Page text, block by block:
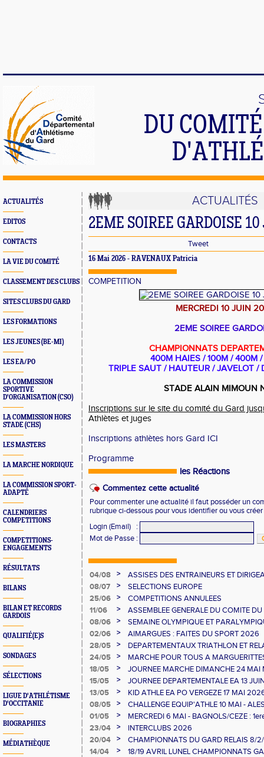
DU
ACTUALITÉS
EDITOS
CONTACTS
LA VIE DU COMITÉ
CLASSEMENT DES CLUBS
SITES CLUBS DU GARD
LES FORMATIONS
LES JEUNES (BE-MI)
LES EA/PO
LA COMMISSION
SPORTIVE
D'ORGANISATION (CSO)
LA COMMISSION HORS
STADE (CHS)
LES MASTERS
LA MARCHE NORDIQUE
LA COMMISSION SPORT-
ADAPTÉ
CALENDRIERS
COMPETITIONS
COMPETITIONS-
ENGAGEMENTS
RÉSULTATS
BILANS
BILAN ET RECORDS
GARDOIS
QUALIFIÉ(E)S
SONDAGES
SÉLECTIONS
LIGUE D'ATHLÉTISME
D'OCCITANIE
BIOGRAPHIES
MÉDIATHÈQUE
ACTUALITÉS
2EME SOIREE GARDOISE
Tweet
16 Mai 2026 - RAVENAUX Patricia
COMPETITION
MERCREDI 10 JUIN
2EME SOIREE
CHAMPIONNATS
400M HAIES / 100M / 400M /
TRIPLE SAUT / HAUTEUR / JAVELOT /
STADE ALAIN MIMOUN
Inscriptions sur le site du comité du Gard
Athlètes et juges
Inscriptions athlètes hors Gard ICI
Programme
les Réactions
Commentez cette actualité
Pour commenter une actualité il faut posséder un
rubrique ci-dessous pour vous identifier ou vous
Login (Email)
:
Mot de Passe :
04/08 >
ASSISES DES ENTRAINEURS ET
08/07
>
SELECTIONS EUROPE
25/06
>
COMPETITIONS ANNULEES
11/06
>
ASSEMBLEE GENERALE DU COMITE
08/06
>
SEMAINE OLYMPIQUE ET
GAUJAC
02/06 >
AIMARGUES : FAITES DU SPORT 2026
28/05
>
DEPARTEMENTAUX TRIATHLON ET
24/05
>
MARCHE POUR TOUS A
18/05
>
JOURNEE MARCHE DIMANCHE 24 MAI
15/05
>
JOURNEE DEPARTEMENTALE EA 13
13/05
>
KID ATHLE EA PO VERGEZE 17 MAI
08/05
>
CHALLENGE EQUIP'ATHLE 10 MAI -
01/05
>
MERCREDI 6 MAI - BAGNOLS/CEZE :
23/04
>
INTERCLUBS 2026
20/04
>
CHAMPIONNATS DU GARD RELAIS 8/
14/04
>
18/19 AVRIL LUNEL CHAMPIONNATS